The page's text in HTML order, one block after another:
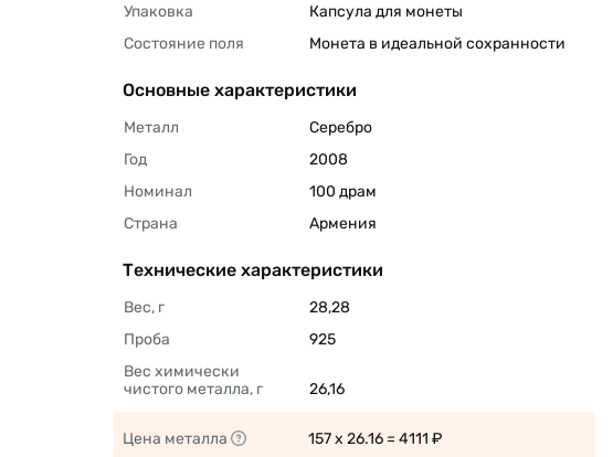
Упаковка
Капсула для монеты
Состояние поля
Монета в идеальной сохранности
Основные характеристики
Металл
Серебро
Год
2008
Номинал
100 драм
Страна
Армения
Технические характеристики
Вес, г
28,28
Проба
925
Вес химически
чистого металла, г
26,16
Цена металла 157 x 26.16 = 4111 ₽